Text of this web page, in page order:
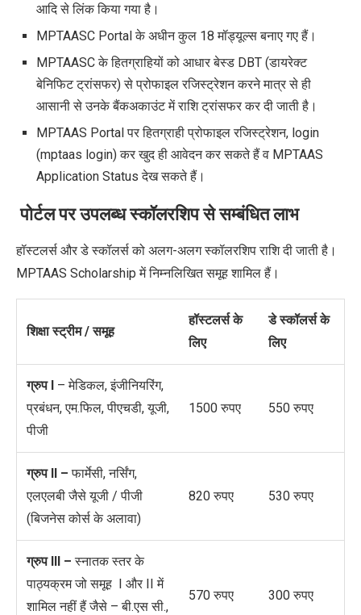
आदि से लिंक किया गया है।
MPTAASC Portal के अधीन कुल 18 मॉड्यूल्स बनाए गए हैं।
MPTAASC के हितग्राहियों को आधार बेस्ड DBT (डायरेक्ट
बेनिफिट ट्रांसफर) से प्रोफाइल रजिस्ट्रेशन करने मात्र से ही
आसानी से उनके बैंकअकाउंट में राशि ट्रांसफर कर दी जाती है।
MPTAAS Portal पर हितग्राही प्रोफाइल रजिस्ट्रेशन, login
(mptaas login) कर खुद ही आवेदन कर सकते हैं व MPTAAS
Application Status देख सकते हैं।
पोर्टल पर उपलब्ध स्कॉलरशिप से सम्बंधित लाभ
हॉस्टलर्स और डे स्कॉलर्स को अलग-अलग स्कॉलरशिप राशि दी जाती है।
MPTAAS Scholarship में निम्नलिखित समूह शामिल हैं।
शिक्षा स्ट्रीम / समूह
हॉस्टलर्स के
लिए
डे स्कॉलर्स के
लिए
ग्रुप I – मेडिकल, इंजीनियरिंग,
प्रबंधन, एम.फिल, पीएचडी, यूजी,
पीजी
1500 रुपए 550 रुपए
ग्रुप II – फार्मेसी, नर्सिंग,
एलएलबी जैसे यूजी / पीजी
(बिजनेस कोर्स के अलावा)
820 रुपए 530 रुपए
ग्रुप III – स्नातक स्तर के
पाठ्यक्रम जो समूह I और II में
शामिल नहीं हैं जैसे – बी.एस सी.,
570 रुपए 300 रुपए